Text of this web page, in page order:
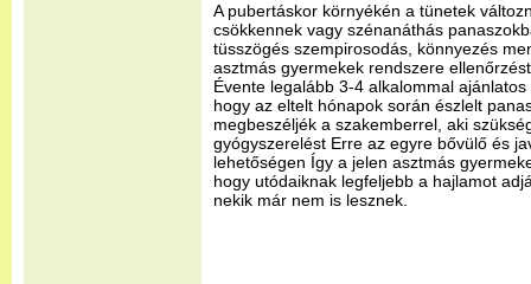
A pubertáskor környékén a tünetek
csökkennek vagy szénanáthás
tüsszögés szempirosodás, könnyezés
asztmás gyermekek rendszere
Évente legalább 3-4 alkalommal
hogy az eltelt hónapok során észlelt
megbeszéljék a szakemberrel, aki
gyógyszerelést Erre az egyre bővülő és
lehetőségen Így a jelen asztmás
hogy utódaiknak legfeljebb a hajlamot
nekik már nem is lesznek.